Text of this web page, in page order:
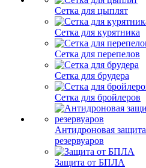
Сетка для цыплят
Сетка для курятника
Сетка для перепелов
Сетка для брудера
Сетка для бройлеров
Антидроновая защита
резервуаров
Защита от БПЛА